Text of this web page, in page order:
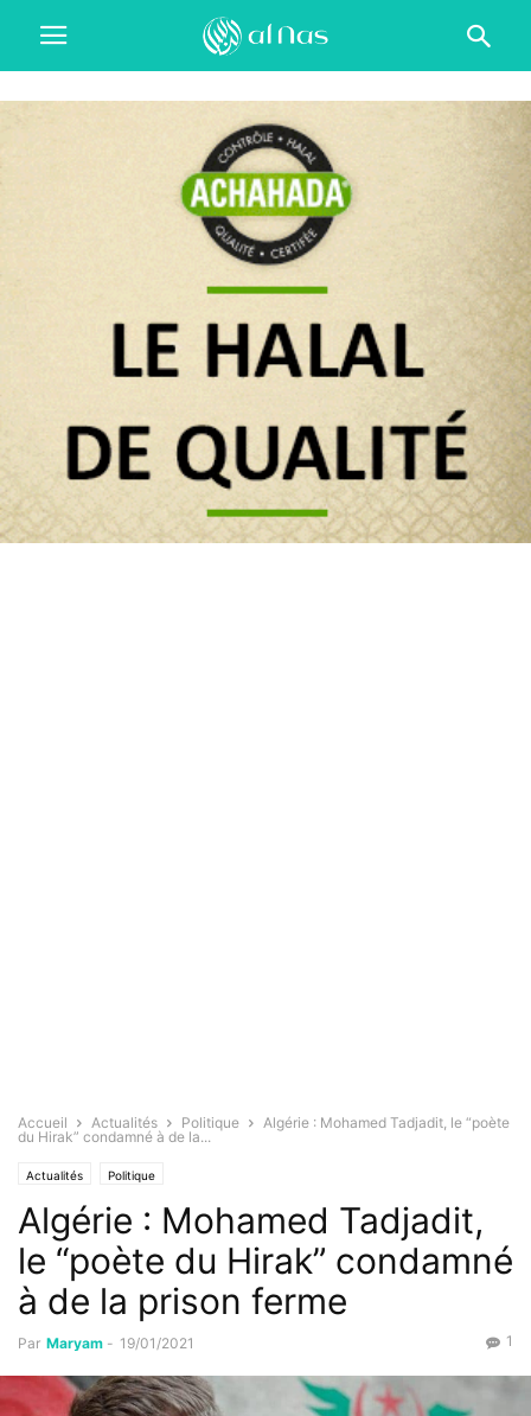
Accueil Actualités Politique
Algérie : Mohamed Tadjadit, le “poète
du Hirak” condamné à de la...
Actualités Politique
Algérie : Mohamed Tadjadit,
le “poète du Hirak” condamné
à de la prison ferme
Par Maryam - 19/01/2021 1